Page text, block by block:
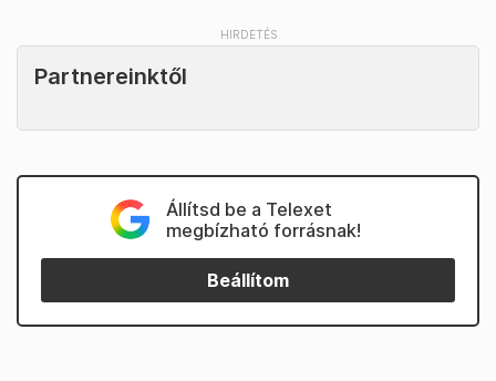
Partnereinktől
Állítsd be a Telexet
megbízható forrásnak!
Beállítom